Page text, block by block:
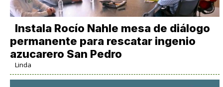
Instala Rocío Nahle mesa de diálogo
permanente para rescatar ingenio
azucarero San Pedro
Linda